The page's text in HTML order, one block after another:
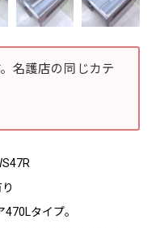
名護店の同じカテ
タイプ。